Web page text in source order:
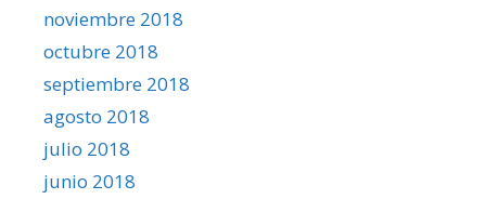
noviembre 2018
octubre 2018
septiembre 2018
agosto 2018
julio 2018
junio 2018